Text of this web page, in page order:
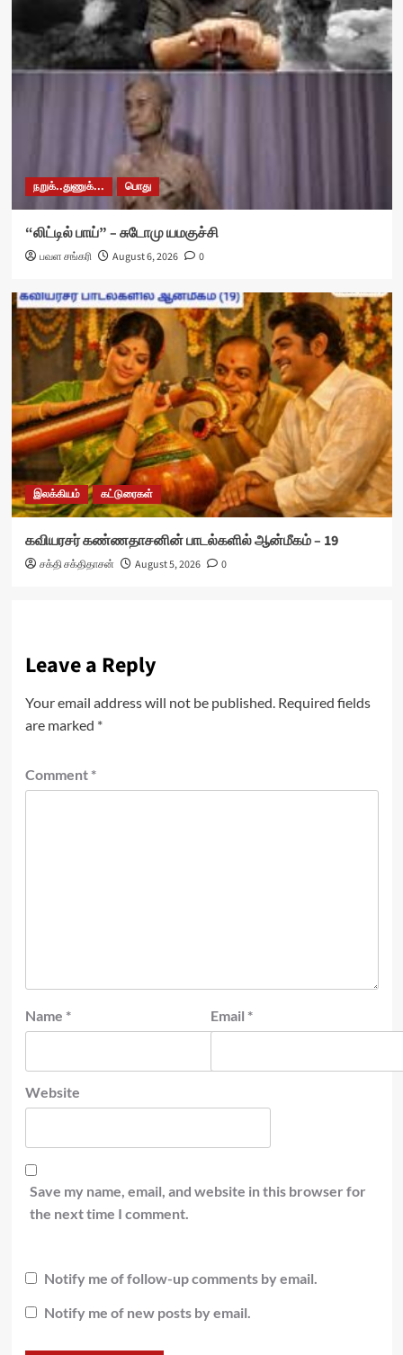
நறுக்..துணுக்... பொது
“லிட்டில் பாய்” – சுடோமு யமகுச்சி
பவள சங்கரி August 6, 2026 0
இலக்கியம் கட்டுரைகள்
கவியரசர் கண்ணதாசனின் பாடல்களில் ஆன்மீகம் – 19
சக்தி சக்திதாசன் August 5, 2026 0
Leave a Reply
Your email address will not be published. Required fields
are marked *
Comment *
Name * Email *
Website
Save my name, email, and website in this browser for
the next time I comment.
Notify me of follow-up comments by email.
Notify me of new posts by email.